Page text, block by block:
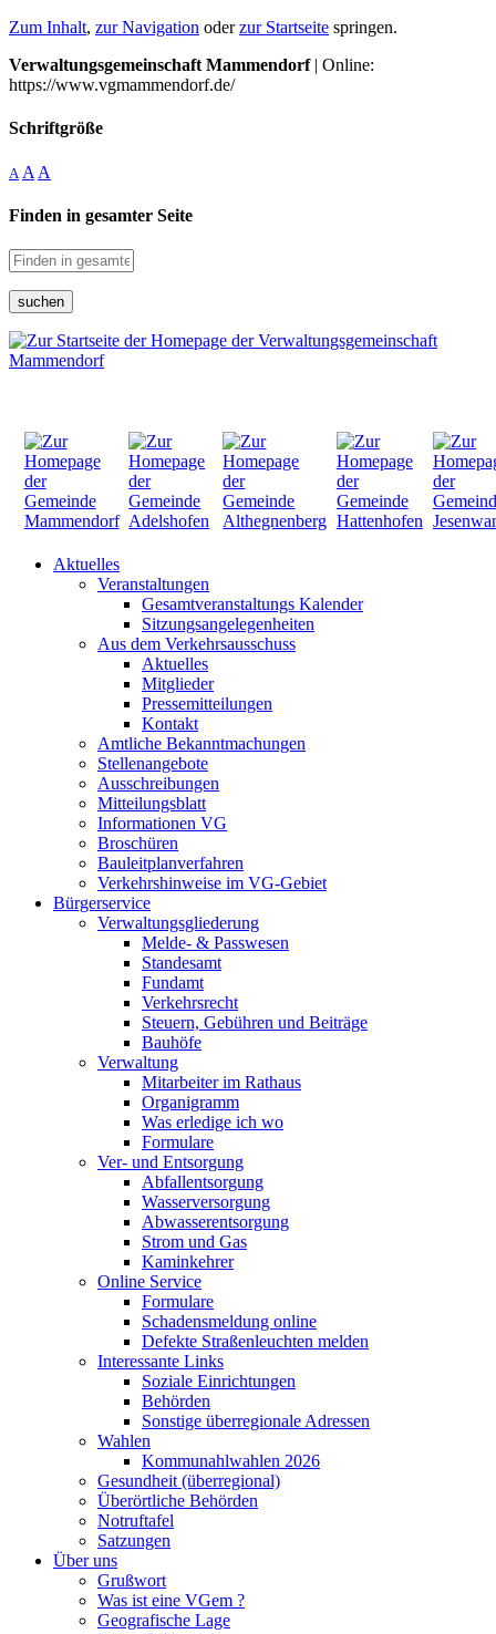
Zum Inhalt, zur Navigation oderzur Startseite springen.
Verwaltungsgemeinschaft Mammendorf| Online:
https://www.vgmammendorf.de/
Schriftgröße
A A A
Finden in gesamter Seite
suchen
Aktuelles
Veranstaltungen
Gesamtveranstaltungs Kalender
Sitzungsangelegenheiten
Aus dem Verkehrsausschuss
Aktuelles
Mitglieder
Pressemitteilungen
Kontakt
Amtliche Bekanntmachungen
Stellenangebote
Ausschreibungen
Mitteilungsblatt
Informationen VG
Broschüren
Bauleitplanverfahren
Verkehrshinweise im VG-Gebiet
Bürgerservice
Verwaltungsgliederung
Melde- & Passwesen
Standesamt
Fundamt
Verkehrsrecht
Steuern, Gebühren und Beiträge
Bauhöfe
Verwaltung
Mitarbeiter im Rathaus
Organigramm
Was erledige ich wo
Formulare
Ver- und Entsorgung
Abfallentsorgung
Wasserversorgung
Abwasserentsorgung
Strom und Gas
Kaminkehrer
Online Service
Formulare
Schadensmeldung online
Defekte Straßenleuchten melden
Interessante Links
Soziale Einrichtungen
Behörden
Sonstige überregionale Adressen
Wahlen
Kommunahlwahlen 2026
Gesundheit (überregional)
Überörtliche Behörden
Notruftafel
Satzungen
Über uns
Grußwort
Was ist eine VGem ?
Geografische Lage